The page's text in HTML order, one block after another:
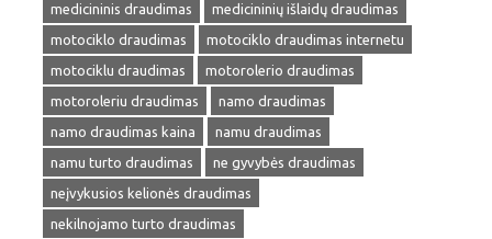
medicininis draudimas
medicininių išlaidų draudimas
motociklo draudimas
motociklo draudimas internetu
motociklu draudimas
motorolerio draudimas
motoroleriu draudimas
namo draudimas
namo draudimas kaina
namu draudimas
namu turto draudimas
ne gyvybės draudimas
neįvykusios kelionės draudimas
nekilnojamo turto draudimas